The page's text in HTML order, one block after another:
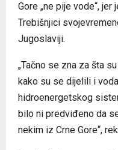
Gore „ne pije vode“,
Trebišnjici
Jugoslaviji.
„Tačno se zna za šta
kako su se dijelili i
hidroenergetskog
bilo ni predviđeno da
nekim iz Crne Gore“,